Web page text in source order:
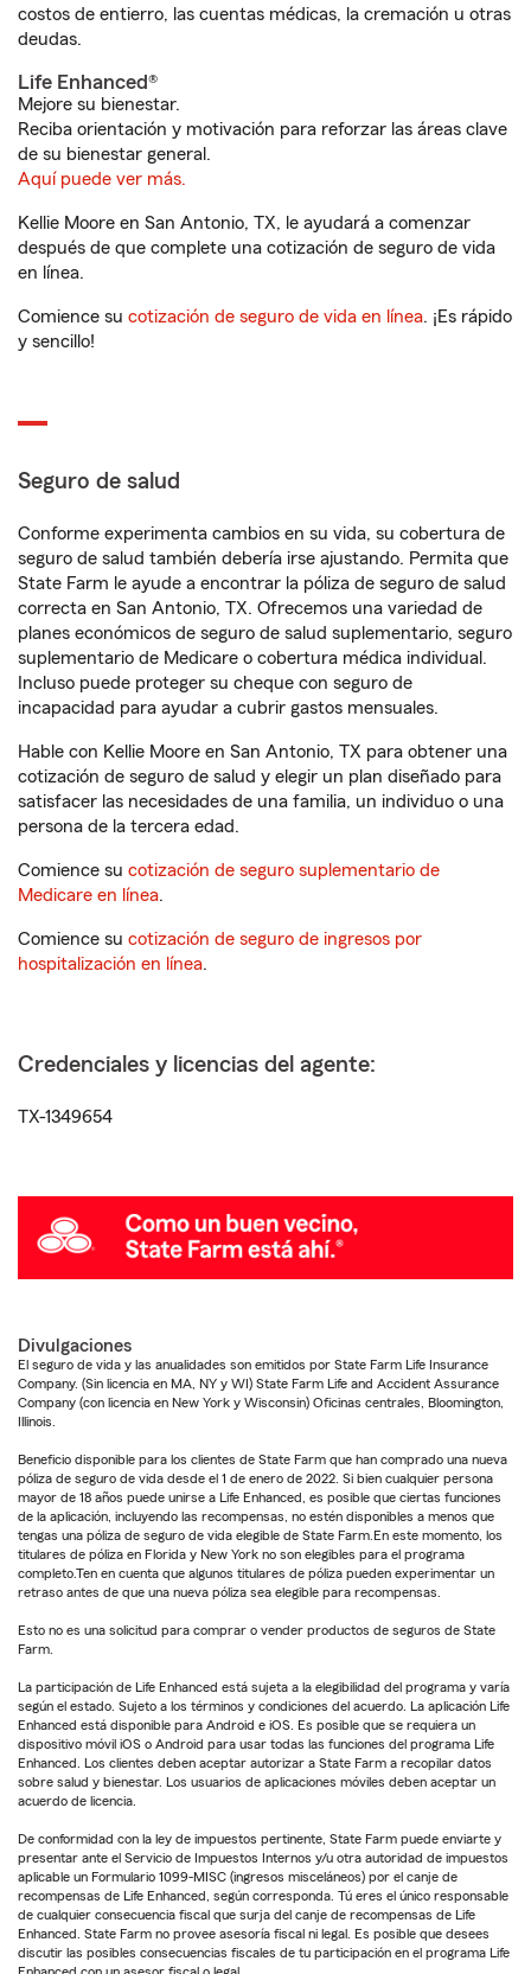
costos de entierro, las cuentas médicas, la cremación u otras
deudas.
Life Enhanced®
Mejore su bienestar.
Reciba orientación y motivación para reforzar las áreas clave
de su bienestar general.
Aquí puede ver más.
Kellie Moore en San Antonio, TX, le ayudará a comenzar
después de que complete una cotización de seguro de vida
en línea.
Comience su cotización de seguro de vida en línea. ¡Es rápido
y sencillo!
Seguro de salud
Conforme experimenta cambios en su vida, su cobertura de
seguro de salud también debería irse ajustando. Permita que
State Farm le ayude a encontrar la póliza de seguro de salud
correcta en San Antonio, TX. Ofrecemos una variedad de
planes económicos de seguro de salud suplementario, seguro
suplementario de Medicare o cobertura médica individual.
Incluso puede proteger su cheque con seguro de
incapacidad para ayudar a cubrir gastos mensuales.
Hable con Kellie Moore en San Antonio, TX para obtener una
cotización de seguro de salud y elegir un plan diseñado para
satisfacer las necesidades de una familia, un individuo o una
persona de la tercera edad.
Comience su cotización de seguro suplementario de
Medicare en línea.
Comience su cotización de seguro de ingresos por
hospitalización en línea.
Credenciales y licencias del agente:
TX-1349654
Divulgaciones
El seguro de vida y las anualidades son emitidos por State Farm Life Insurance
Company. (Sin licencia en MA, NY y WI) State Farm Life and Accident Assurance
Company (con licencia en New York y Wisconsin) Oficinas centrales, Bloomington,
Illinois.
Beneficio disponible para los clientes de State Farm que han comprado una nueva
póliza de seguro de vida desde el 1 de enero de 2022. Si bien cualquier persona
mayor de 18 años puede unirse a Life Enhanced, es posible que ciertas funciones
de la aplicación, incluyendo las recompensas, no estén disponibles a menos que
tengas una póliza de seguro de vida elegible de State Farm.En este momento, los
titulares de póliza en Florida y New York no son elegibles para el programa
completo.Ten en cuenta que algunos titulares de póliza pueden experimentar un
retraso antes de que una nueva póliza sea elegible para recompensas.
Esto no es una solicitud para comprar o vender productos de seguros de State
Farm.
La participación de Life Enhanced está sujeta a la elegibilidad del programa y varía
según el estado. Sujeto a los términos y condiciones del acuerdo. La aplicación Life
Enhanced está disponible para Android e iOS. Es posible que se requiera un
dispositivo móvil iOS o Android para usar todas las funciones del programa Life
Enhanced. Los clientes deben aceptar autorizar a State Farm a recopilar datos
sobre salud y bienestar. Los usuarios de aplicaciones móviles deben aceptar un
acuerdo de licencia.
De conformidad con la ley de impuestos pertinente, State Farm puede enviarte y
presentar ante el Servicio de Impuestos Internos y/u otra autoridad de impuestos
aplicable un Formulario 1099-MISC (ingresos misceláneos) por el canje de
recompensas de Life Enhanced, según corresponda. Tú eres el único responsable
de cualquier consecuencia fiscal que surja del canje de recompensas de Life
Enhanced. State Farm no provee asesoría fiscal ni legal. Es posible que desees
discutir las posibles consecuencias fiscales de tu participación en el programa Life